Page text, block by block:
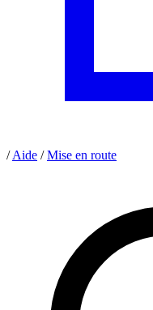
/ Aide / Mise en route